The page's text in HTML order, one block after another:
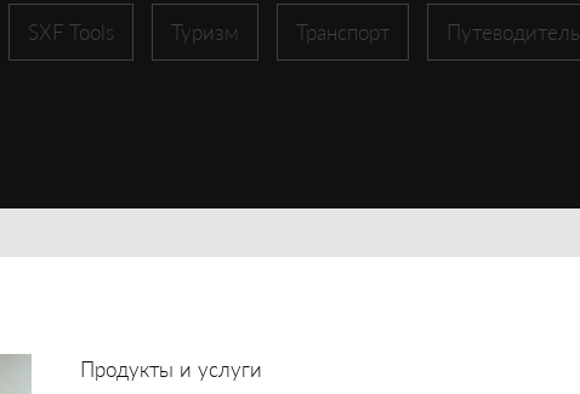
SXF Tools Туризм Транспорт Путеводитель
Продукты и услуги